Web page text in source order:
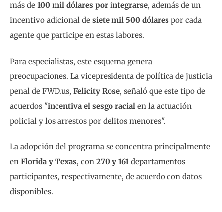
más de 100 mil dólares por integrarse, además de un
incentivo adicional de siete mil 500 dólares por cada
agente que participe en estas labores.
Para especialistas, este esquema genera
preocupaciones. La vicepresidenta de política de justicia
penal de FWD.us, Felicity Rose, señaló que este tipo de
acuerdos "incentiva el sesgo racial en la actuación
policial y los arrestos por delitos menores".
La adopción del programa se concentra principalmente
en Florida y Texas, con 270 y 161 departamentos
participantes, respectivamente, de acuerdo con datos
disponibles.